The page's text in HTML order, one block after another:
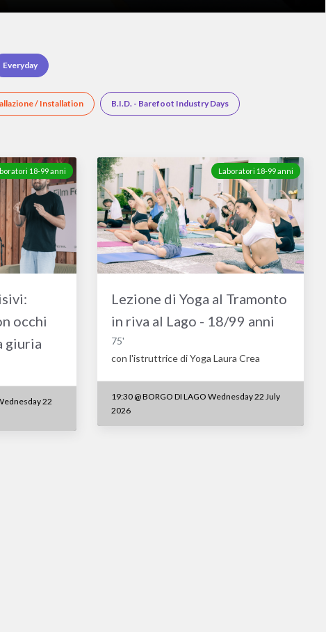
Everyday
/ Installation B.I.D. - Barefoot Industry Days
18-99 anni
occhi
giuria
22
Laboratori 18-99 anni
Lezione di Yoga al Tramonto
in riva al Lago - 18/99 anni
75'
con l'istruttrice di Yoga Laura Crea
19:30 @BORGO DI LAGO Wednesday 22 July
2026